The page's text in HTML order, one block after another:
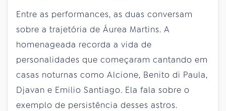
Entre as performances, as duas conversam
sobre a trajetória de Áurea Martins. A
homenageada recorda a vida de
personalidades que começaram cantando em
casas noturnas como Alcione, Benito di Paula,
Djavan e Emilio Santiago. Ela fala sobre o
exemplo de persistência desses astros.